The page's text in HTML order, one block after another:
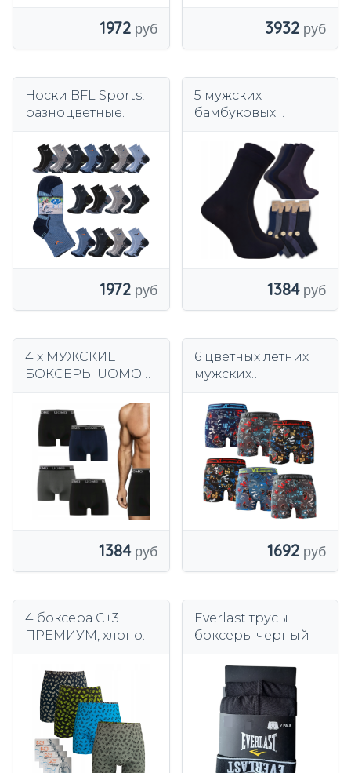
1972 3932
Носки BFL Sports,
разноцветные.
1972
5 мужских
бамбуковых
удобные,
дышащие, размер
43/46
1384
4 x МУЖСКИЕ
БОКСЕРЫ UOMO
КОМФОРТНЫЕ
ТРУСЫ ИЗ ХЛОПКА
2XL
1384
6 цветных летних
мужских
боксеров размера
XL
1692
4 боксера C+3
ПРЕМИУМ, хлопок
Everlast трусы
боксеры черный